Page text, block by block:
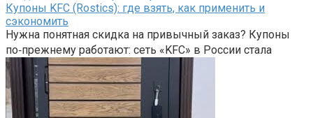
Купоны KFC (Rostics): где взять, как применить и
сэкономить
Нужна понятная скидка на привычный заказ? Купоны
по‑прежнему работают: сеть «KFC» в России стала